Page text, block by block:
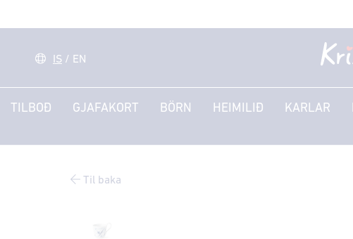
IS / EN
TILBOÐ GJAFAKORT BÖRN HEIMILIÐ KARLAR
Til baka